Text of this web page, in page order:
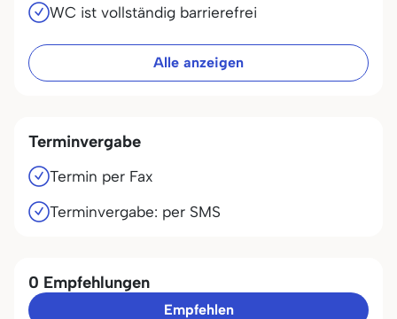
WC ist vollständig barrierefrei
Alle anzeigen
Terminvergabe
Termin per Fax
Terminvergabe: per SMS
0 Empfehlungen
Empfehlen